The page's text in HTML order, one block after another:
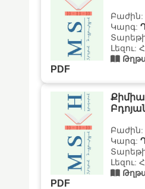
Բաժին:
Կարգ:
Լեզու:
PDF
Քիմիա
Բաժին:
Կարգ:
Լեզու:
PDF